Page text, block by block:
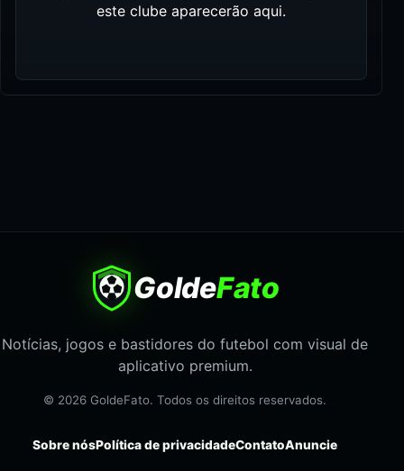
este clube aparecerão aqui.
GoldeFato
Notícias, jogos e bastidores do futebol com visual de
aplicativo premium.
© 2026 GoldeFato. Todos os direitos reservados.
Sobre nósPolítica de privacidadeContatoAnuncie